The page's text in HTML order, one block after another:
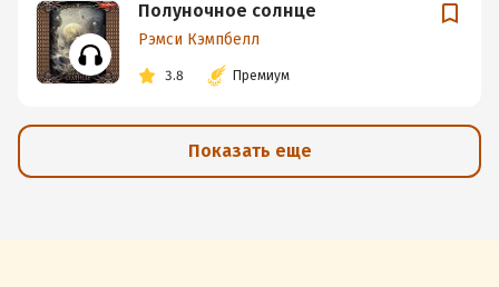
Полуночное солнце
Рэмси Кэмпбелл
3.8 Премиум
Показать еще